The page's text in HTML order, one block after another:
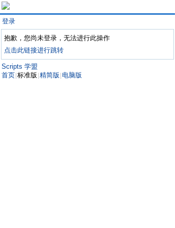
登录
抱歉，您尚未登录，无法进行此操作
点击此链接进行跳转
Scripts 学盟
首页 标准版 精简版 电脑版